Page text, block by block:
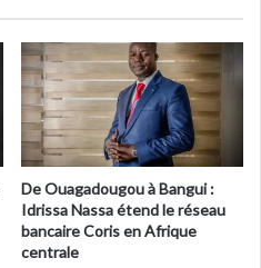
De Ouagadougou à Bangui :
Idrissa Nassa étend le réseau
bancaire Coris en Afrique
centrale